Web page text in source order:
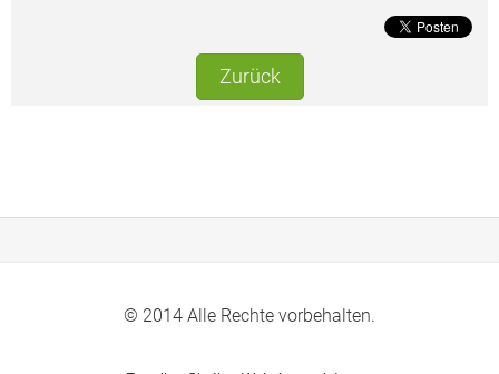
Zurück
© 2014 Alle Rechte vorbehalten.